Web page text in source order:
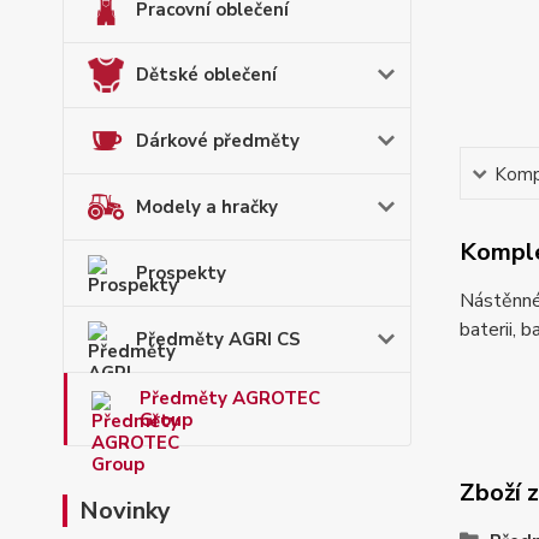
Pracovní oblečení
Dětské oblečení
Dárkové předměty
Modely a hračky
Prospekty
Předměty AGRI CS
Předměty AGROTEC
Group
Novinky
baterii,
Zboží